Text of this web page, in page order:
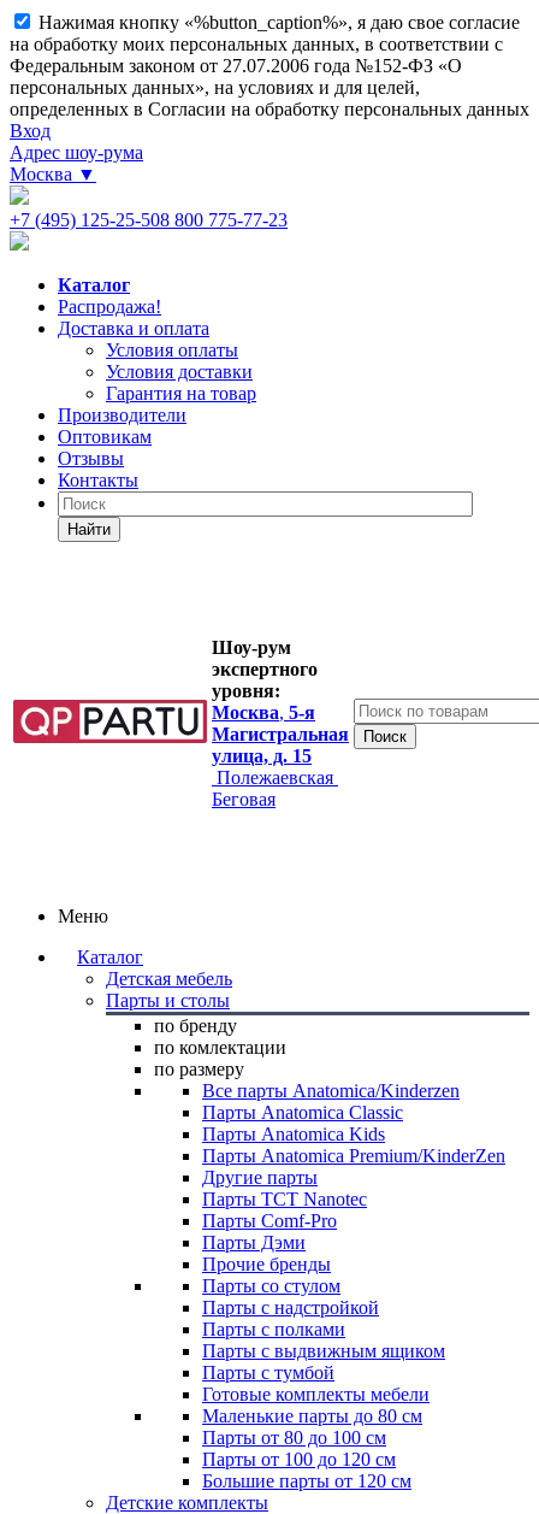
Нажимая кнопку «%button_caption%», я даю свое согласие
на обработку моих персональных данных, в соответствии с
Федеральным законом от 27.07.2006 года №152-ФЗ «О
персональных данных», на условиях и для целей,
определенных в Согласии на обработку персональных данных
Вход
Адрес шоу-рума
Москва ▼
+7 (495) 125-25-508 800 775-77-23
Каталог
Распродажа!
Доставка и оплата
Условия оплаты
Условия доставки
Гарантия на товар
Производители
Оптовикам
Отзывы
Контакты
Найти
Шоу-рум
экспертного
уровня:
Москва, 5-я
Магистральная
улица, д. 15
Полежаевская
Беговая
Меню
Каталог
Детская мебель
Парты и столы
по бренду
по комлектации
по размеру
Все парты Anatomica/Kinderzen
Парты Anatomica Classic
Парты Anatomica Kids
Парты Anatomica Premium/KinderZen
Другие парты
Парты TCT Nanotec
Парты Comf-Pro
Парты Дэми
Прочие бренды
Парты со стулом
Парты с надстройкой
Парты с полками
Парты с выдвижным ящиком
Парты с тумбой
Готовые комплекты мебели
Маленькие парты до 80 см
Парты от 80 до 100 см
Парты от 100 до 120 см
Большие парты от 120 см
Детские комплекты